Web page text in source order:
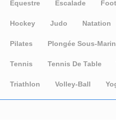
Équestre Escalade
Hockey Judo Natation
Pilates Plongée Sous-
Tennis Tennis De Table
Triathlon Volley-Ball